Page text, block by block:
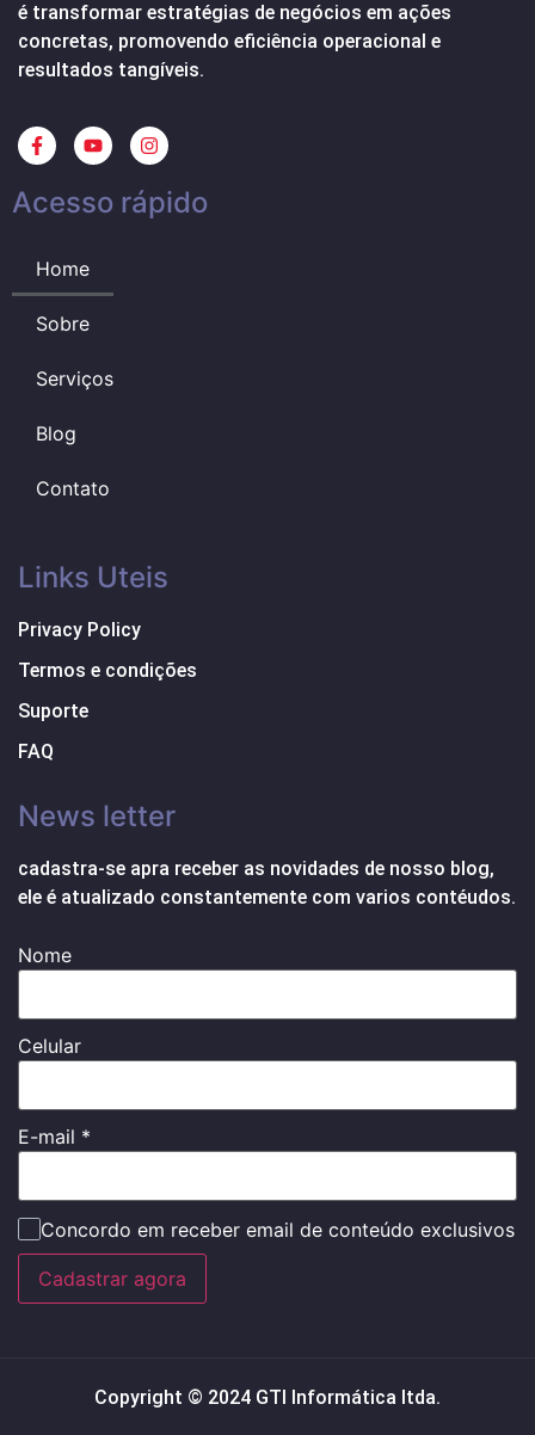
é transformar estratégias de negócios em ações
concretas, promovendo eficiência operacional e
resultados tangíveis.
Acesso rápido
Home
Sobre
Serviços
Blog
Contato
Links Uteis
Privacy Policy
Termos e condições
Suporte
FAQ
News letter
cadastra-se apra receber as novidades de nosso blog,
ele é atualizado constantemente com varios contéudos.
Nome
Celular
E-mail *
Concordo em receber email de conteúdo exclusivos
Cadastrar agora
Copyright © 2024 GTI Informática ltda.